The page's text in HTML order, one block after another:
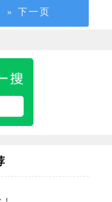
» 下一页